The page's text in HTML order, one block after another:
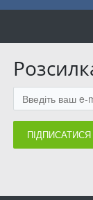
ПІДПИСАТИСЯ